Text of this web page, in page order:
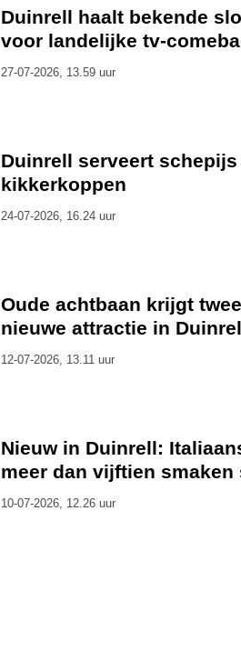
Duinrell haalt bekende
voor landelijke tv-
27-07-2026, 13.59 uur
Duinrell serveert
kikkerkoppen
24-07-2026, 16.24 uur
Oude achtbaan krijgt
nieuwe attractie in
12-07-2026, 13.11 uur
Nieuw in Duinrell:
meer dan vijftien smaken
10-07-2026, 12.26 uur